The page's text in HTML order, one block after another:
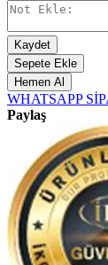
Kaydet
Sepete Ekle
Hemen Al
WHATSAPP
Paylaş